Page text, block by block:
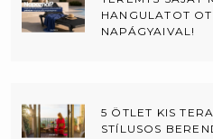
HANGULATOT
NAPÁGYAIVAL!
5 ÖTLET KIS
STÍLUSOS